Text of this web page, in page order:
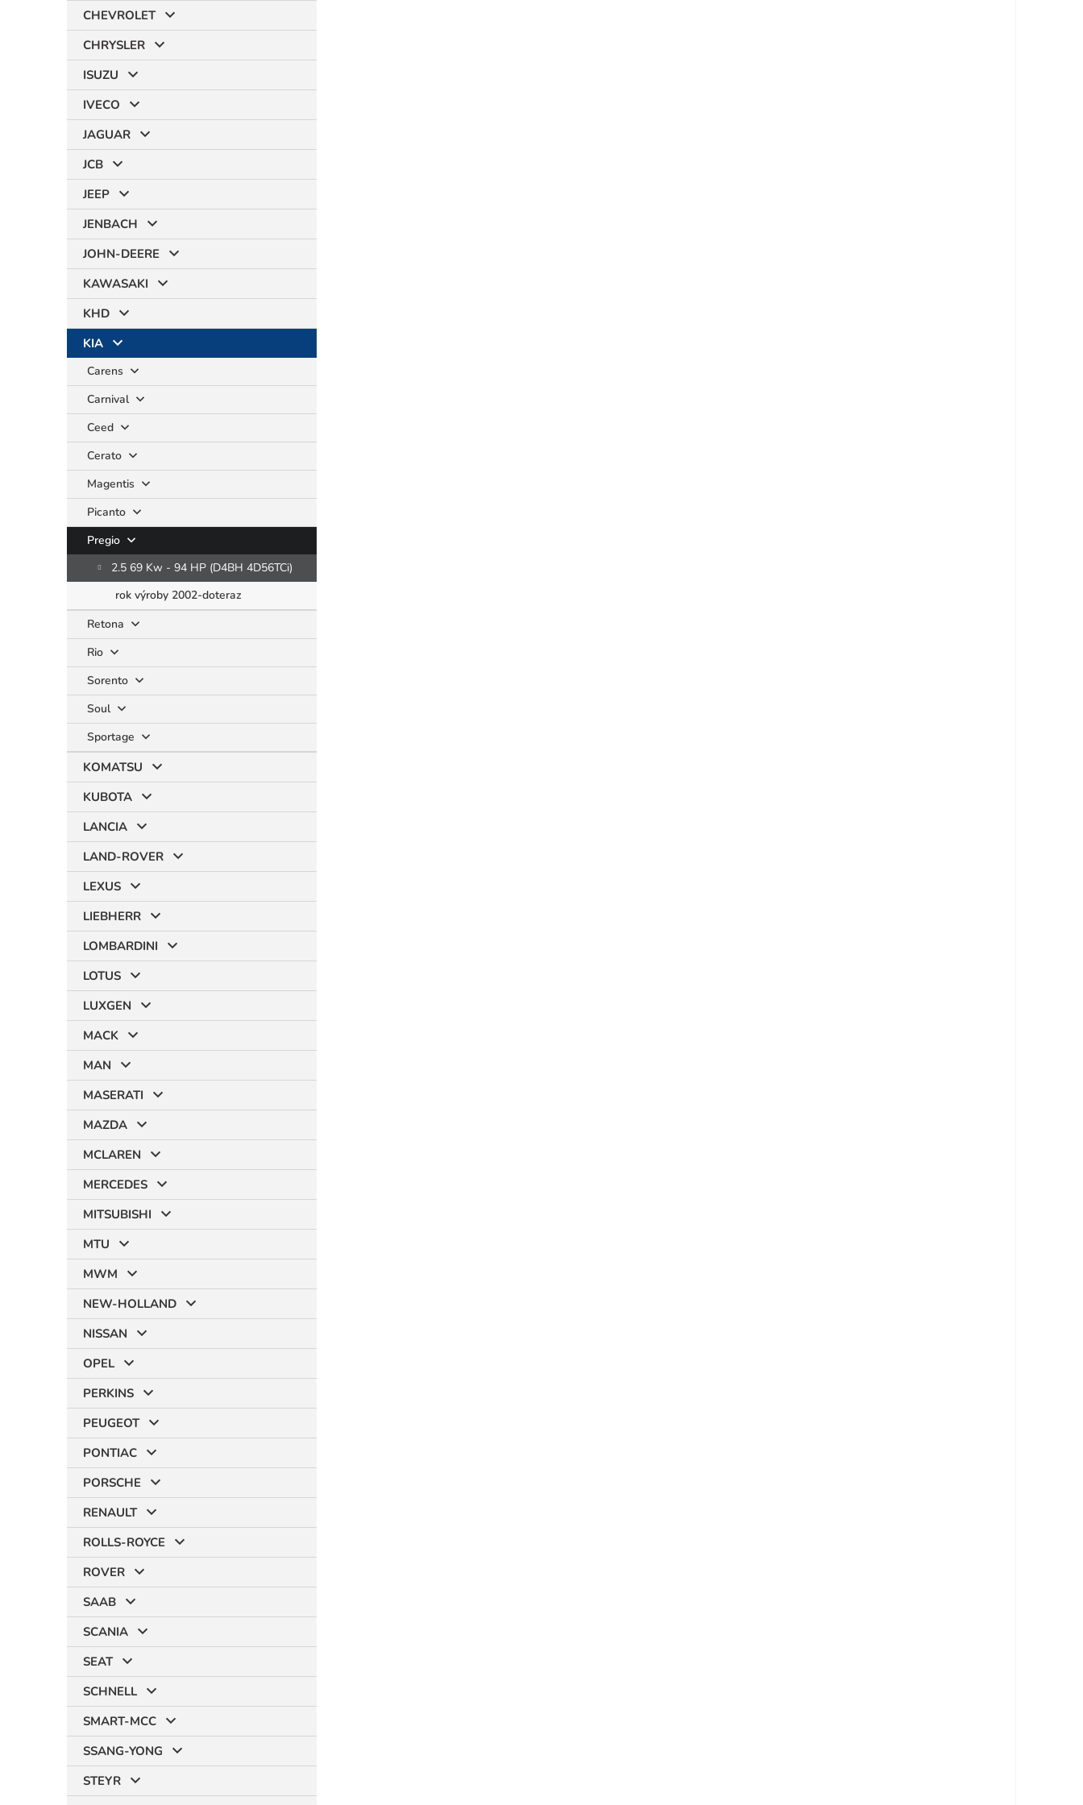
CHEVROLET
CHRYSLER
ISUZU
IVECO
JAGUAR
JCB
JEEP
JENBACH
JOHN-DEERE
KAWASAKI
KHD
KIA
Carens
Carnival
Ceed
Cerato
Magentis
Picanto
Pregio
2.5 69 Kw - 94 HP (D4BH 4D56TCi)
rok výroby 2002-doteraz
Retona
Rio
Sorento
Soul
Sportage
KOMATSU
KUBOTA
LANCIA
LAND-ROVER
LEXUS
LIEBHERR
LOMBARDINI
LOTUS
LUXGEN
MACK
MAN
MASERATI
MAZDA
MCLAREN
MERCEDES
MITSUBISHI
MTU
MWM
NEW-HOLLAND
NISSAN
OPEL
PERKINS
PEUGEOT
PONTIAC
PORSCHE
RENAULT
ROLLS-ROYCE
ROVER
SAAB
SCANIA
SEAT
SCHNELL
SMART-MCC
SSANG-YONG
STEYR